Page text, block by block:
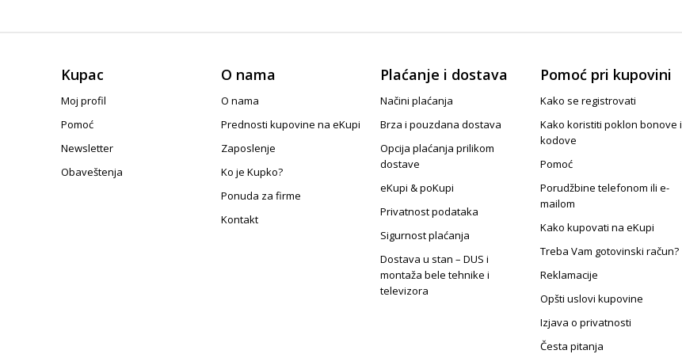
Kupac
Moj profil
Pomoć
Newsletter
Obaveštenja
O nama
O nama
Prednosti kupovine na eKupi
Zaposlenje
Ko je Kupko?
Ponuda za firme
Kontakt
Plaćanje i dostava
Načini plaćanja
Brza i pouzdana dostava
Opcija plaćanja prilikom
dostave
eKupi & poKupi
Privatnost podataka
Sigurnost plaćanja
Dostava u stan – DUS i
montaža bele tehnike i
televizora
Pomoć pri kupovini
Kako se registrovati
Kako koristiti poklon bonove i
kodove
Pomoć
Porudžbine telefonom ili e-
mailom
Kako kupovati na eKupi
Treba Vam gotovinski račun?
Reklamacije
Opšti uslovi kupovine
Izjava o privatnosti
Česta pitanja